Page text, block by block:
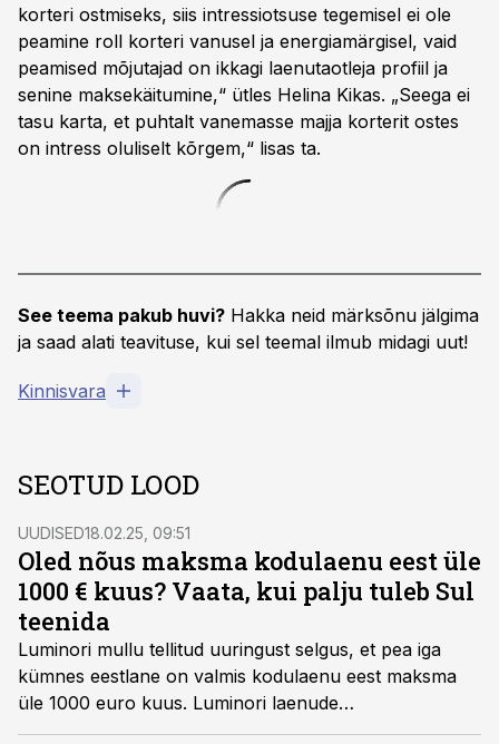
korteri ostmiseks, siis intressiotsuse tegemisel ei ole
peamine roll korteri vanusel ja energiamärgisel, vaid
peamised mõjutajad on ikkagi laenutaotleja profiil ja
senine maksekäitumine,“ ütles Helina Kikas. „Seega ei
tasu karta, et puhtalt vanemasse majja korterit ostes
on intress oluliselt kõrgem,“ lisas ta.
See teema pakub huvi? Hakka neid märksõnu jälgima
ja saad alati teavituse, kui sel teemal ilmub midagi uut!
Kinnisvara
SEOTUD LOOD
UUDISED18.02.25, 09:51
Oled nõus maksma kodulaenu eest üle
1000 € kuus? Vaata, kui palju tuleb Sul
teenida
Luminori mullu tellitud uuringust selgus, et pea iga
kümnes eestlane on valmis kodulaenu eest maksma
üle 1000 euro kuus. Luminori laenude
kompetentsikeskuse juht Helina Kikas selgitab, kui